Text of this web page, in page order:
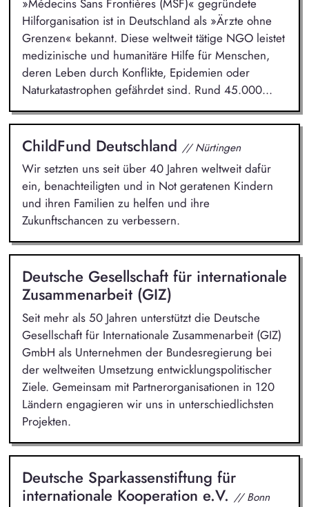
Hilforganisation ist in Deutschland als »Ärzte ohne
Grenzen« bekannt. Diese weltweit tätige NGO leistet
medizinische und humanitäre Hilfe für Menschen,
deren Leben durch Konflikte, Epidemien oder
Naturkatastrophen gefährdet sind. Rund 45.000...
ChildFund Deutschland // Nürtingen
Wir setzten uns seit über 40 Jahren weltweit dafür
ein, benachteiligten und in Not geratenen Kindern
und ihren Familien zu helfen und ihre
Zukunftschancen zu verbessern.
Deutsche Gesellschaft für internationale
Zusammenarbeit (GIZ)
Seit mehr als 50 Jahren unterstützt die Deutsche
Gesellschaft für Internationale Zusammenarbeit (GIZ)
GmbH als Unternehmen der Bundesregierung bei
der weltweiten Umsetzung entwicklungspolitischer
Ziele. Gemeinsam mit Partnerorganisationen in 120
Ländern engagieren wir uns in unterschiedlichsten
Projekten.
Deutsche Sparkassenstiftung für
internationale Kooperation e.V. // Bonn